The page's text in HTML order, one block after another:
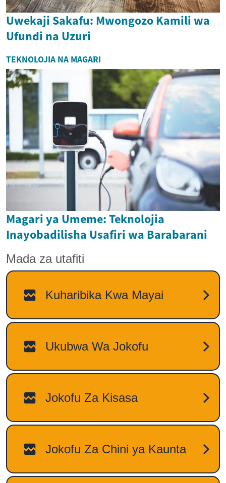
Uwekaji Sakafu: Mwongozo Kamili wa
Ufundi na Uzuri
TEKNOLOJIA NA MAGARI
Magari ya Umeme: Teknolojia
Inayobadilisha Usafiri wa Barabarani